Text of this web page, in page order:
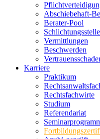
Abschiebehaft-
Berater-Pool
Schlichtungsstelle
Vermittlungen
Beschwerden
Karriere
Praktikum
Rechtsfachwirte
Studium
Referendariat